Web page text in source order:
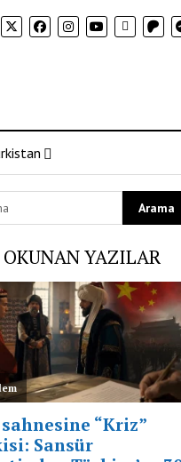
OKUNAN YAZILAR